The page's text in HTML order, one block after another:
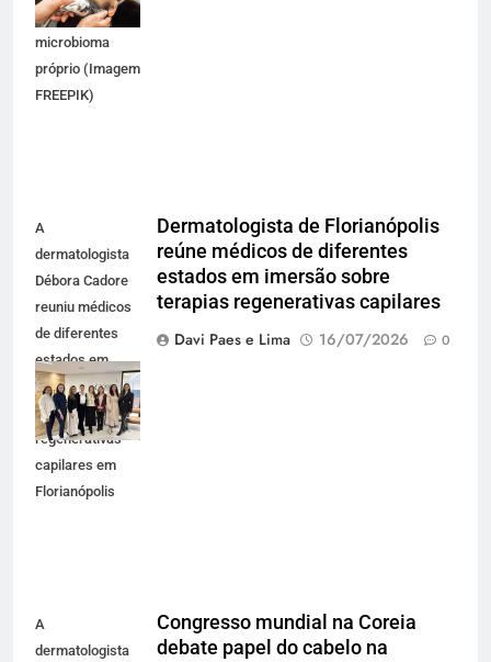
nervosas e um
microbioma
próprio (Imagem
FREEPIK)
A
dermatologista
Débora Cadore
reuniu médicos
de diferentes
estados em
imersão sobre
terapias
regenerativas
capilares em
Florianópolis
Dermatologista de Florianópolis
reúne médicos de diferentes
estados em imersão sobre
terapias regenerativas capilares
Davi Paes e Lima
16/07/2026 0
A
dermatologista
Congresso mundial na Coreia
debate papel do cabelo na